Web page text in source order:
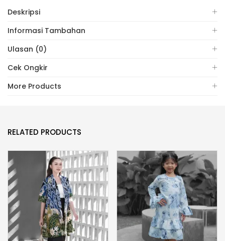
Deskripsi
Informasi Tambahan
Ulasan (0)
Cek Ongkir
More Products
RELATED PRODUCTS